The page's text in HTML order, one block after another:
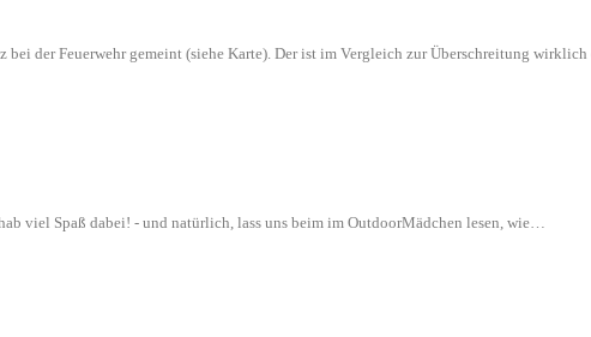
der Feuerwehr gemeint (siehe Karte). Der ist im Vergleich zur Überschreitung
viel Spaß dabei! - und natürlich, lass uns beim im OutdoorMädchen lesen, wie…